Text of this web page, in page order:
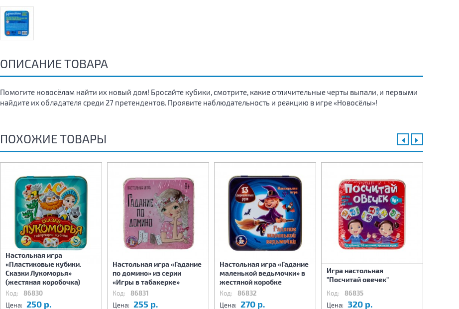
ОПИСАНИЕ ТОВАРА
Помогите новосёлам найти их новый дом! Бросайте кубики, смотрите, какие отличительные черты выпали, и первыми
найдите их обладателя среди 27 претендентов. Проявите наблюдательность и реакцию в игре «Новосёлы»!
ПОХОЖИЕ ТОВАРЫ
Настольная игра
«Пластиковые кубики.
Сказки Лукоморья»
(жестяная коробочка)
Код: 86830
Цена: 250 р.
Настольная игра «Гадание
по домино» из серии
«Игры в табакерке»
Код: 86831
Цена: 255 р.
Настольная игра «Гадание
маленькой ведьмочки» в
жестяной коробке
Код: 86832
Цена: 270 р.
Игра настольная
"Посчитай овечек"
Код: 86835
Цена: 320 р.